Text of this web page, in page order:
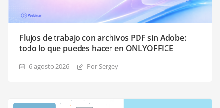
Flujos de trabajo con archivos PDF sin Adobe:
todo lo que puedes hacer en ONLYOFFICE
6 agosto 2026 Por Sergey